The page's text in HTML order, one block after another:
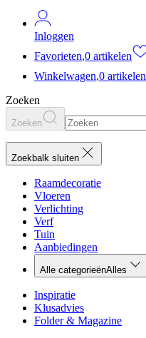
Inloggen
Favorieten,0 artikelen
Winkelwagen,0 artikelen
Zoeken
Zoeken
Zoekbalk sluiten
Raamdecoratie
Vloeren
Verlichting
Verf
Tuin
Aanbiedingen
Alle categorieënAlles
Inspiratie
Klusadvies
Folder & Magazine